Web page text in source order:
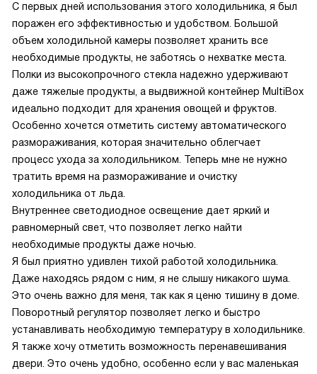
С первых дней использования этого холодильника, я был
поражен его эффективностью и удобством. Большой
объем холодильной камеры позволяет хранить все
необходимые продукты, не заботясь о нехватке места.
Полки из высокопрочного стекла надежно удерживают
даже тяжелые продукты, а выдвижной контейнер MultiBox
идеально подходит для хранения овощей и фруктов.
Особенно хочется отметить систему автоматического
размораживания, которая значительно облегчает
процесс ухода за холодильником. Теперь мне не нужно
тратить время на размораживание и очистку
холодильника от льда.
Внутреннее светодиодное освещение дает яркий и
равномерный свет, что позволяет легко найти
необходимые продукты даже ночью.
Я был приятно удивлен тихой работой холодильника.
Даже находясь рядом с ним, я не слышу никакого шума.
Это очень важно для меня, так как я ценю тишину в доме.
Поворотный регулятор позволяет легко и быстро
устанавливать необходимую температуру в холодильнике.
Я также хочу отметить возможность перенавешивания
двери. Это очень удобно, особенно если у вас маленькая